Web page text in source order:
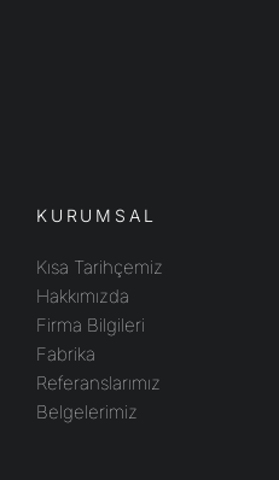
KURUMSAL
Kısa Tarihçemiz
Hakkımızda
Firma Bilgileri
Fabrika
Referanslarımız
Belgelerimiz